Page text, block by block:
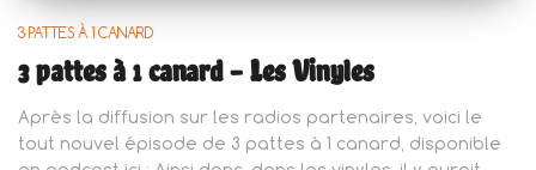
3 PATTES À 1 CANARD
3 pattes à 1 canard – Les Vinyles
Après la diffusion sur les radios partenaires, voici le
tout nouvel épisode de 3 pattes à 1 canard, disponible